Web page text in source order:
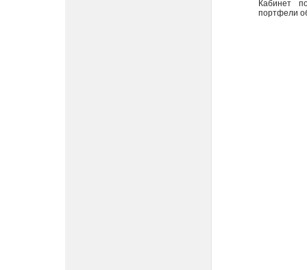
Кабинет
портфели